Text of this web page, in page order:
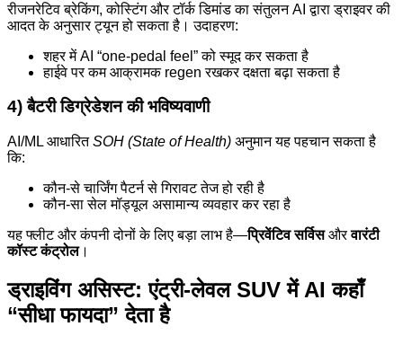
रीजनरेटिव ब्रेकिंग, कोस्टिंग और टॉर्क डिमांड का संतुलन AI द्वारा ड्राइवर की
आदत के अनुसार ट्यून हो सकता है। उदाहरण:
शहर में AI “one-pedal feel” को स्मूद कर सकता है
हाईवे पर कम आक्रामक regen रखकर दक्षता बढ़ा सकता है
4) बैटरी डिग्रेडेशन की भविष्यवाणी
AI/ML आधारितSOH (State of Health) अनुमान यह पहचान सकता है
कि:
कौन-से चार्जिंग पैटर्न से गिरावट तेज हो रही है
कौन-सा सेल मॉड्यूल असामान्य व्यवहार कर रहा है
यह फ्लीट और कंपनी दोनों के लिए बड़ा लाभ है—प्रिवेंटिव सर्विसऔरवारंटी
कॉस्ट कंट्रोल।
ड्राइविंग असिस्ट: एंट्री-लेवल SUV में AI कहाँ
“सीधा फायदा” देता है